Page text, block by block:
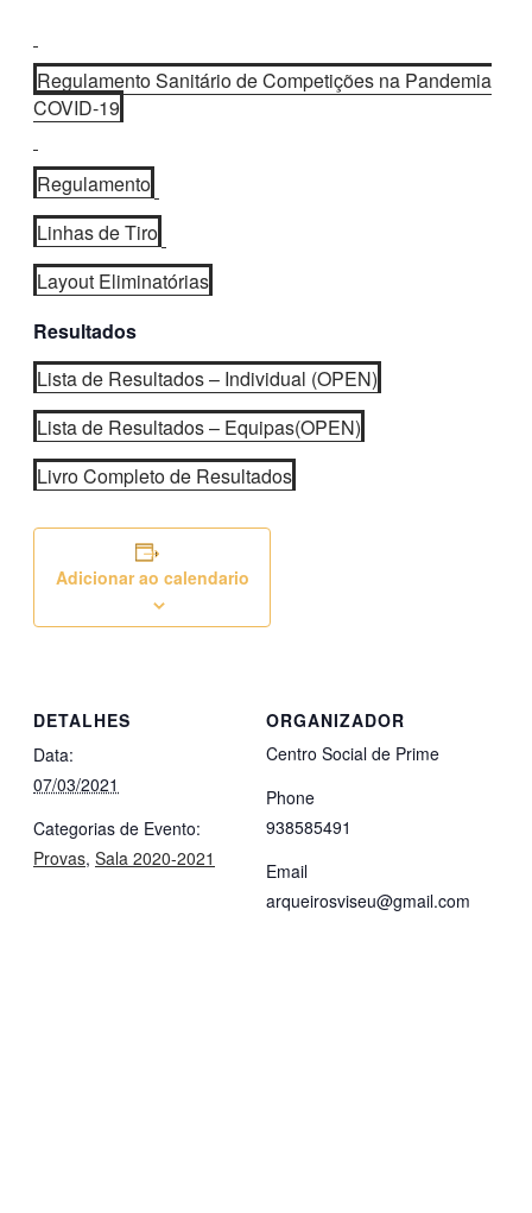
Regulamento Sanitário de Competições na Pandemia
COVID-19
Regulamento
Linhas de Tiro
Layout Eliminatórias
Resultados
Lista de Resultados – Individual (OPEN)
Lista de Resultados – Equipas(OPEN)
Livro Completo de Resultados
Adicionar ao calendario
DETALHES
Data:
07/03/2021
Categorias de Evento:
Provas, Sala 2020-2021
ORGANIZADOR
Centro Social de Prime
Phone
938585491
Email
arqueirosviseu@gmail.com